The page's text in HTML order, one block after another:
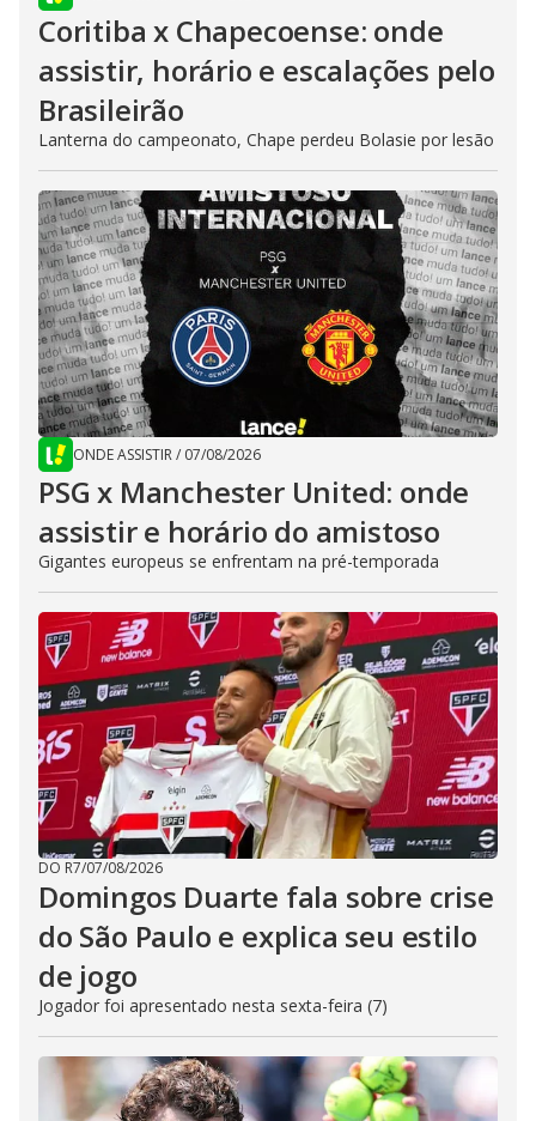
Coritiba x Chapecoense: onde
assistir, horário e escalações pelo
Brasileirão
Lanterna do campeonato, Chape perdeu Bolasie por lesão
ONDE ASSISTIR/ 07/08/2026
PSG x Manchester United: onde
assistir e horário do amistoso
Gigantes europeus se enfrentam na pré-temporada
DO R7/07/08/2026
Domingos Duarte fala sobre crise
do São Paulo e explica seu estilo
de jogo
Jogador foi apresentado nesta sexta-feira (7)